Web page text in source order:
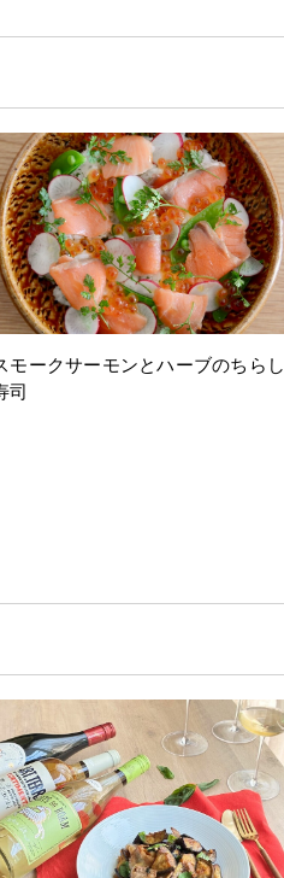
モークサーモンとハーブのちらし
司